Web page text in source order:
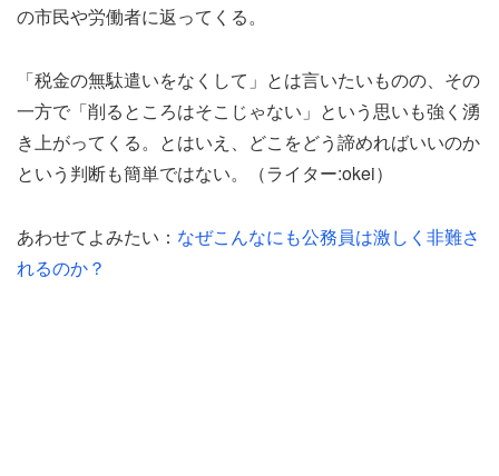
の市民や労働者に返ってくる。
「税金の無駄遣いをなくして」とは言いたいものの、その
一方で「削るところはそこじゃない」という思いも強く湧
き上がってくる。とはいえ、どこをどう諦めればいいのか
という判断も簡単ではない。（ライター:okei）
あわせてよみたい： なぜこんなにも公務員は激しく非難さ
れるのか？